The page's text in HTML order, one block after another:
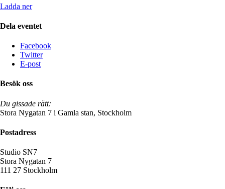
Ladda ner
Dela eventet
Facebook
Twitter
E-post
Besök oss
Du gissade rätt:
Stora Nygatan 7 i Gamla stan, Stockholm
Postadress
Studio SN7
Stora Nygatan 7
111 27 Stockholm